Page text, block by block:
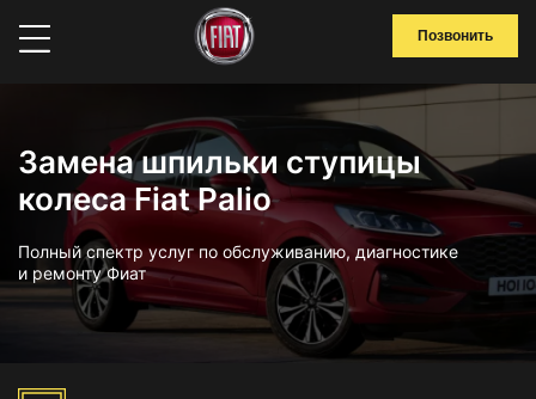
Позвонить
Замена шпильки ступицы
колеса Fiat Palio
Полный спектр услуг по обслуживанию, диагностике
и ремонту Фиат